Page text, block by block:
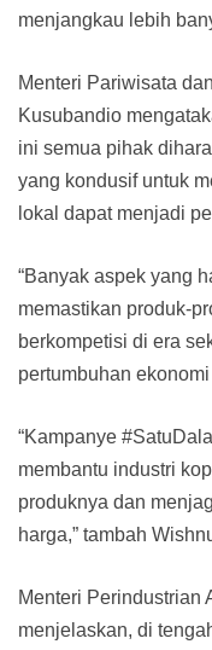
menjangkau lebih
Menteri Pariwisata
Kusubandio
ini semua pihak
yang kondusif untuk
lokal dapat menjadi
“Banyak aspek yang
memastikan produk-
berkompetisi di era
pertumbuhan
“Kampanye
membantu industri
produknya dan
harga,” tambah
Menteri Perindustrian
menjelaskan, di